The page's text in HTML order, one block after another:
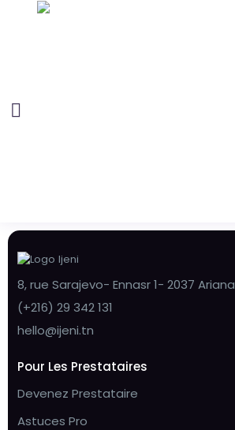
8, rue Sarajevo- Ennasr 1- 2037 Ariana
(+216) 29 342 131
hello@ijeni.tn
Pour Les Prestataires
Devenez Prestataire
Astuces Pro